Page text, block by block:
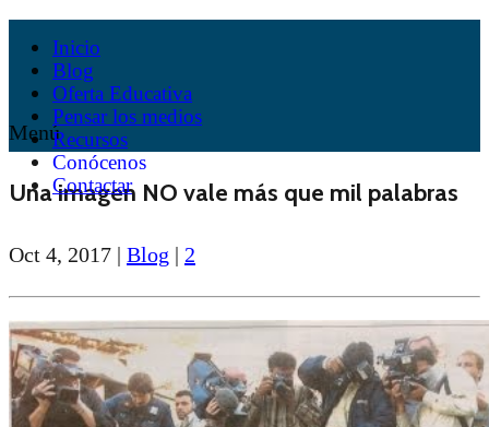
Inicio
Blog
Oferta Educativa
Pensar los medios
Recursos
Conócenos
Contactar
Menú
Una imagen NO vale más que mil palabras
Oct 4, 2017 | Blog | 2